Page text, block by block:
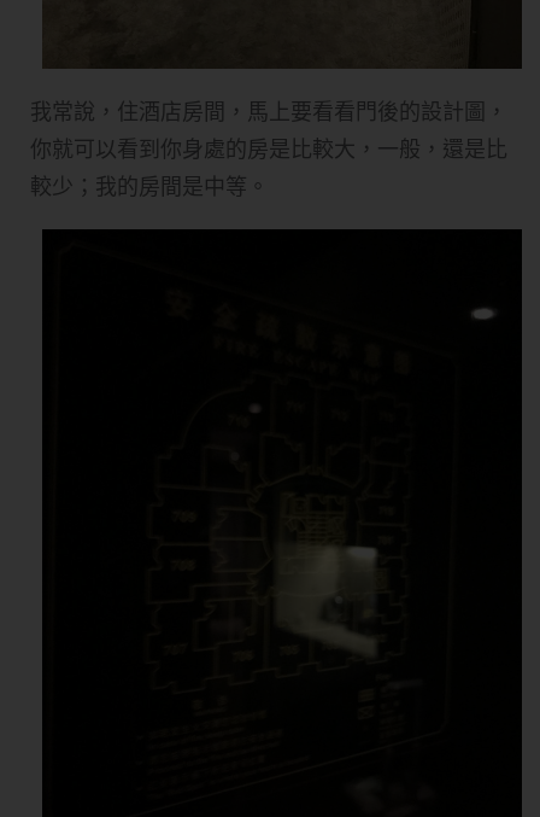
我常說，住酒店房間，馬上要看看門後的設計圖，
你就可以看到你身處的房是比較大，一般，還是比
較少；我的房間是中等。